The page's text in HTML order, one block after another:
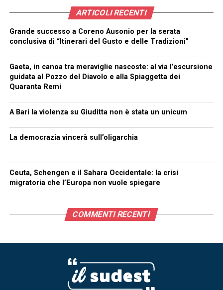
ARTICOLI RECENTI
Grande successo a Coreno Ausonio per la serata
conclusiva di “Itinerari del Gusto e delle Tradizioni”
Gaeta, in canoa tra meraviglie nascoste: al via l’escursione
guidata al Pozzo del Diavolo e alla Spiaggetta dei
Quaranta Remi
A Bari la violenza su Giuditta non è stata un unicum
La democrazia vincerà sull’oligarchia
Ceuta, Schengen e il Sahara Occidentale: la crisi
migratoria che l’Europa non vuole spiegare
COMMENTI RECENTI